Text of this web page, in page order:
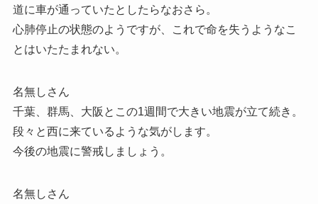
道に車が通っていたとしたらなおさら。
心肺停止の状態のようですが、これで命を失うようなこ
とはいたたまれない。
名無しさん
千葉、群馬、大阪とこの1週間で大きい地震が立て続き。
段々と西に来ているような気がします。
今後の地震に警戒しましょう。
名無しさん